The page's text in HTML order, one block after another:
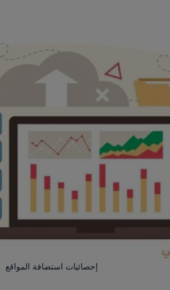
إحصائيات استضافة المواقع